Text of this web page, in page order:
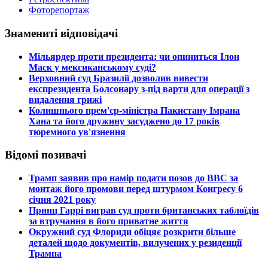
Фоторепортаж
Знамениті відповідачі
​Мільярдер проти президента: чи опиниться Ілон
Маск у мексиканському суді?
​Верховний суд Бразилії дозволив вивести
експрезидента Болсонару з-під варти для операції з
видалення грижі
​Колишнього прем'єр-міністра Пакистану Імрана
Хана та його дружину засуджено до 17 років
тюремного ув'язнення
Відомі позивачі
​Трамп заявив про намір подати позов до ВВС за
монтаж його промови перед штурмом Конгресу 6
січня 2021 року
​Принц Гаррі виграв суд проти британських таблоїдів
за втручання в його приватне життя
​Окружний суд Флориди обіцяє розкрити більше
деталей щодо документів, вилучених у резиденції
Трампа